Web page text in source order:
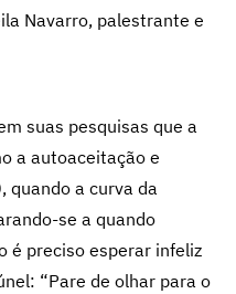
Navarro, palestrante e
suas pesquisas que a
a autoaceitação e
quando a curva da
se a quando
é preciso esperar infeliz
“Pare de olhar para o